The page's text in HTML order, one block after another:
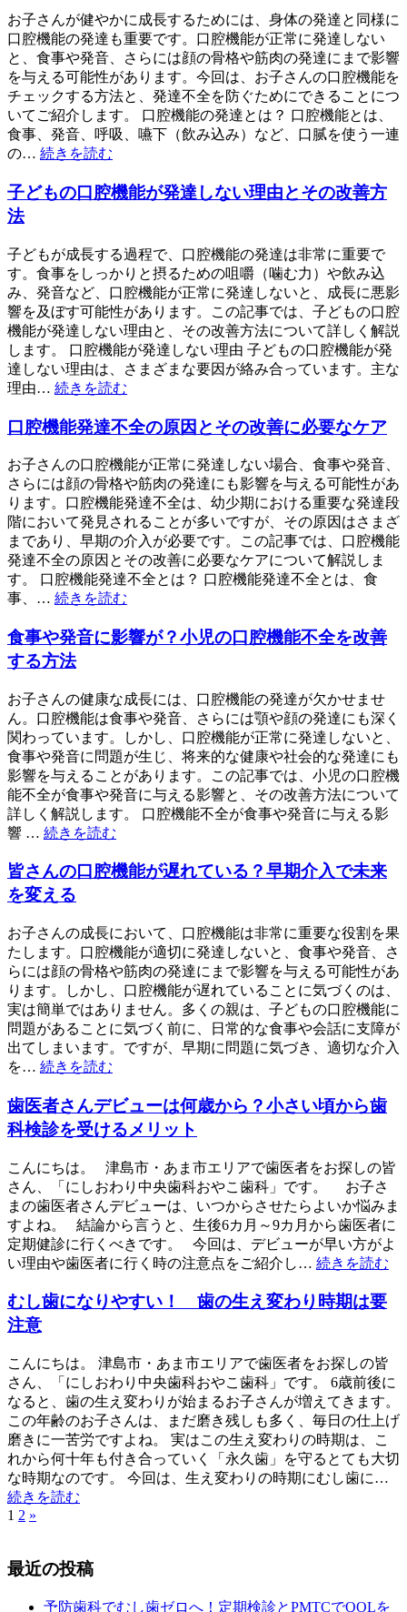
お子さんが健やかに成長するためには、身体の発達と同様に
口腔機能の発達も重要です。口腔機能が正常に発達しない
と、食事や発音、さらには顔の骨格や筋肉の発達にまで影響
を与える可能性があります。今回は、お子さんの口腔機能を
チェックする方法と、発達不全を防ぐためにできることにつ
いてご紹介します。 口腔機能の発達とは？ 口腔機能とは、
食事、発音、呼吸、嚥下（飲み込み）など、口腻を使う一連
の… 続きを読む
子どもの口腔機能が発達しない理由とその改善方
法
子どもが成長する過程で、口腔機能の発達は非常に重要で
す。食事をしっかりと摂るための咀嚼（噛む力）や飲み込
み、発音など、口腔機能が正常に発達しないと、成長に悪影
響を及ぼす可能性があります。この記事では、子どもの口腔
機能が発達しない理由と、その改善方法について詳しく解説
します。 口腔機能が発達しない理由 子どもの口腔機能が発
達しない理由は、さまざまな要因が絡み合っています。主な
理由… 続きを読む
口腔機能発達不全の原因とその改善に必要なケア
お子さんの口腔機能が正常に発達しない場合、食事や発音、
さらには顔の骨格や筋肉の発達にも影響を与える可能性があ
ります。口腔機能発達不全は、幼少期における重要な発達段
階において発見されることが多いですが、その原因はさまざ
まであり、早期の介入が必要です。この記事では、口腔機能
発達不全の原因とその改善に必要なケアについて解説しま
す。 口腔機能発達不全とは？ 口腔機能発達不全とは、食
事、… 続きを読む
食事や発音に影響が？小児の口腔機能不全を改善
する方法
お子さんの健康な成長には、口腔機能の発達が欠かせませ
ん。口腔機能は食事や発音、さらには顎や顔の発達にも深く
関わっています。しかし、口腔機能が正常に発達しないと、
食事や発音に問題が生じ、将来的な健康や社会的な発達にも
影響を与えることがあります。この記事では、小児の口腔機
能不全が食事や発音に与える影響と、その改善方法について
詳しく解説します。 口腔機能不全が食事や発音に与える影
響 … 続きを読む
皆さんの口腔機能が遅れている？早期介入で未来
を変える
お子さんの成長において、口腔機能は非常に重要な役割を果
たします。口腔機能が適切に発達しないと、食事や発音、さ
らには顔の骨格や筋肉の発達にまで影響を与える可能性があ
ります。しかし、口腔機能が遅れていることに気づくのは、
実は簡単ではありません。多くの親は、子どもの口腔機能に
問題があることに気づく前に、日常的な食事や会話に支障が
出てしまいます。ですが、早期に問題に気づき、適切な介入
を… 続きを読む
歯医者さんデビューは何歳から？小さい頃から歯
科検診を受けるメリット
こんにちは。 津島市・あま市エリアで歯医者をお探しの皆
さん、「にしおわり中央歯科おやこ歯科」です。 お子さ
まの歯医者さんデビューは、いつからさせたらよいか悩みま
すよね。 結論から言うと、生後6カ月～9カ月から歯医者に
定期健診に行くべきです。 今回は、デビューが早い方がよ
い理由や歯医者に行く時の注意点をご紹介し… 続きを読む
むし歯になりやすい！ 歯の生え変わり時期は要
注意
こんにちは。 津島市・あま市エリアで歯医者をお探しの皆
さん、「にしおわり中央歯科おやこ歯科」です。 6歳前後に
なると、歯の生え変わりが始まるお子さんが増えてきます。
この年齢のお子さんは、まだ磨き残しも多く、毎日の仕上げ
磨きに一苦労ですよね。 実はこの生え変わりの時期は、こ
れから何十年も付き合っていく「永久歯」を守るとても大切
な時期なのです。 今回は、生え変わりの時期にむし歯に…
続きを読む
1 2 »
最近の投稿
予防歯科でむし歯ゼロへ！定期検診とPMTCでQOLを